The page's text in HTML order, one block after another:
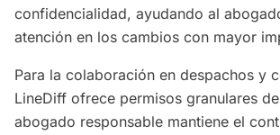
confidencialidad, ayudando al
atención en los cambios con mayor
Para la colaboración en despachos y
LineDiff ofrece permisos granulares
abogado responsable mantiene el